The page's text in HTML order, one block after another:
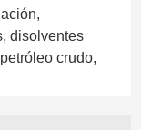
disolventes
crudo,